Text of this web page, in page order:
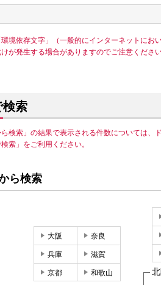
環境依存文字」（一般的にインターネットに
が発生する場合がありますのでご注意ください
検索
ら検索」の結果で表示される件数については
索」をご利用ください。
ら検索
大阪 奈良
兵庫 滋賀
京都 和歌山